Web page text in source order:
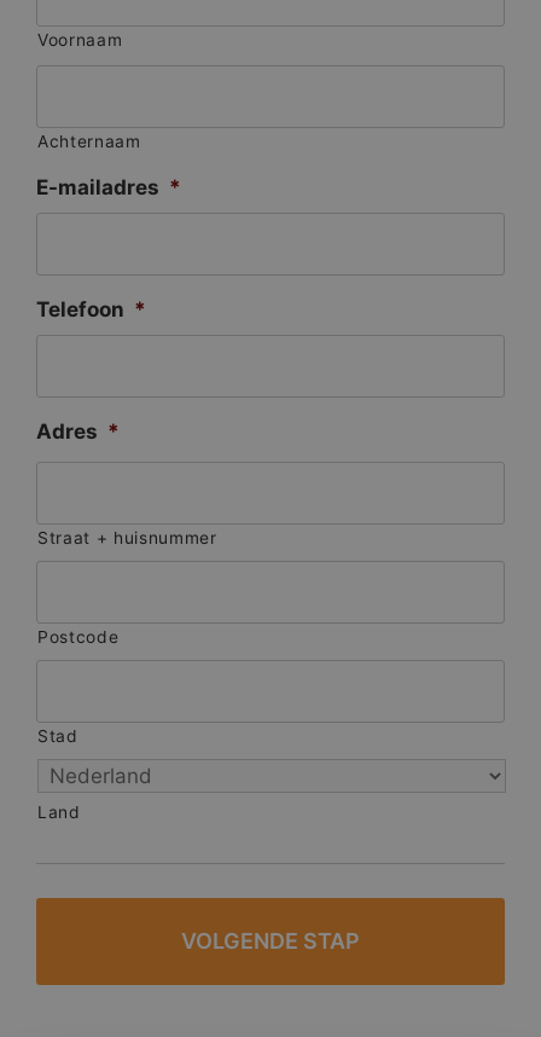
Voornaam
Achternaam
E-mailadres *
Telefoon *
Adres *
Straat + huisnummer
Postcode
Stad
Land